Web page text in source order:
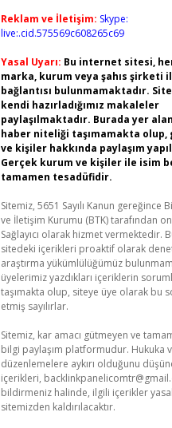
Reklam ve İletişim: Skype:
live:.cid.575569c608265c69
Yasal Uyarı: Bu internet sitesi,
marka, kurum veya şahıs şirketi
bağlantısı bulunmamaktadır.
kendi hazırladığımız makaleler
paylaşılmaktadır. Burada yer
haber niteliği taşımamakta olup,
ve kişiler hakkında paylaşım
Gerçek kurum ve kişiler ile isim
tamamen tesadüfidir.
Sitemiz, 5651 Sayılı Kanun gereğince
ve İletişim Kurumu (BTK) tarafından
Sağlayıcı olarak hizmet vermektedir.
sitedeki içerikleri proaktif olarak
araştırma yükümlülüğümüz
üyelerimiz yazdıkları içeriklerin
taşımakta olup, siteye üye olarak bu
etmiş sayılırlar.
Sitemiz, kar amacı gütmeyen ve
bilgi paylaşım platformudur. Hukuka
düzenlemelere aykırı olduğunu
içerikleri,
bildirmeniz halinde, ilgili içerikler
sitemizden kaldırılacaktır.